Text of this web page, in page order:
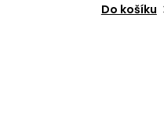
Do košíku